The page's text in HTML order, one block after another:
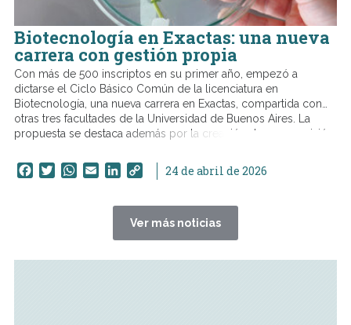
Biotecnología en Exactas: una nueva
carrera con gestión propia
Con más de 500 inscriptos en su primer año, empezó a
dictarse el Ciclo Básico Común de la licenciatura en
Biotecnología, una nueva carrera en Exactas, compartida con
otras tres facultades de la Universidad de Buenos Aires. La
propuesta se destaca además por la creación de una comisión
seguimiento.
Facebook
TwitterWhatsApp
EmailLinkedIn
Copy24 de abril de 2026
Ver más noticias